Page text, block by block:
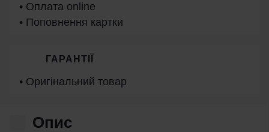
Опис
• Оплата online
• Поповнення картки
ГАРАНТІЇ
• Оригінальний товар